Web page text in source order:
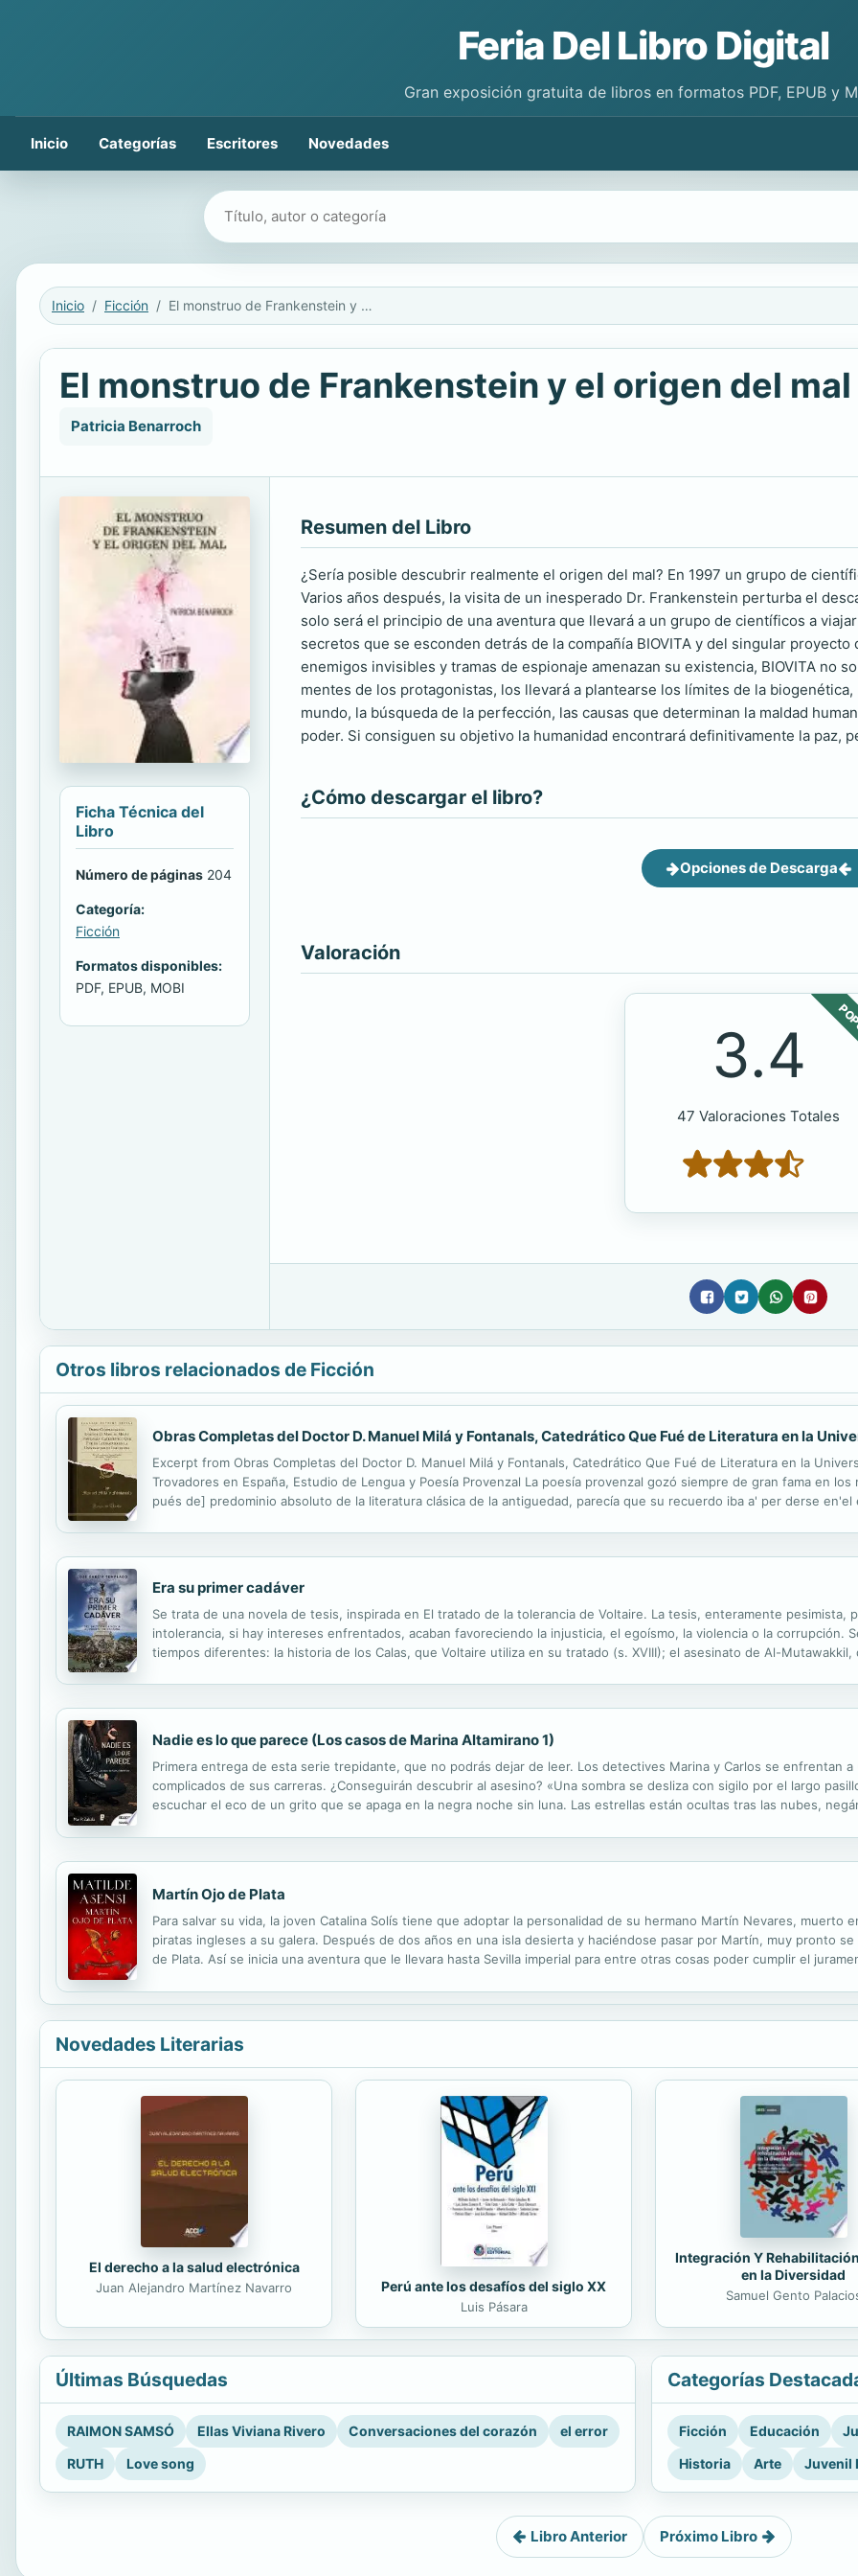
Feria Del Libro Digital
Gran exposición gratuita de libros en formatos PDF, EPUB y
Inicio Categorías Escritores Novedades
Buscar libros
Inicio Ficción El monstruo de Frankenstein y el origen del mal
El monstruo de Frankenstein y el origen del mal
Patricia Benarroch
Ficha Técnica del
Libro
Número de páginas 204
Categoría:
Ficción
Formatos disponibles:
PDF, EPUB, MOBI
Resumen del Libro
¿Sería posible descubrir realmente el origen del mal? En 1997 un grupo de
Varios años después, la visita de un inesperado Dr. Frankenstein perturba el
solo será el principio de una aventura que llevará a un grupo de científicos a
secretos que se esconden detrás de la compañía BIOVITA y del singular
enemigos invisibles y tramas de espionaje amenazan su existencia, BIOVITA no
mentes de los protagonistas, los llevará a plantearse los límites de la
mundo, la búsqueda de la perfección, las causas que determinan la maldad
poder. Si consiguen su objetivo la humanidad encontrará definitivamente la paz,
¿Cómo descargar el libro?
Opciones de Descarga
Valoración
3.4
47 Valoraciones Totales
Otros libros relacionados de Ficción
Obras Completas del Doctor D. Manuel Milá y Fontanals, Catedrático Que Fué de Literatura en la
Excerpt from Obras Completas del Doctor D. Manuel Milá y Fontanals, Catedrático Que Fué de Literatura en la
Trovadores en España, Estudio de Lengua y Poesía Provenzal La poesía provenzal gozó siempre de gran fama en
pués de] predominio absoluto de la literatura clásica de la antiguedad, parecía que su recuerdo iba a' per derse
Era su primer cadáver
Se trata de una novela de tesis, inspirada en El tratado de la tolerancia de Voltaire. La tesis, enteramente pesimista,
intolerancia, si hay intereses enfrentados, acaban favoreciendo la injusticia, el egoísmo, la violencia o la corrupción.
tiempos diferentes: la historia de los Calas, que Voltaire utiliza en su tratado (s. XVIII); el asesinato de Al-
Nadie es lo que parece (Los casos de Marina Altamirano 1)
Primera entrega de esta serie trepidante, que no podrás dejar de leer. Los detectives Marina y Carlos se enfrentan
complicados de sus carreras. ¿Conseguirán descubrir al asesino? «Una sombra se desliza con sigilo por el largo
escuchar el eco de un grito que se apaga en la negra noche sin luna. Las estrellas están ocultas tras las nubes,
Martín Ojo de Plata
Para salvar su vida, la joven Catalina Solís tiene que adoptar la personalidad de su hermano Martín Nevares, muerto
piratas ingleses a su galera. Después de dos años en una isla desierta y haciéndose pasar por Martín, muy pronto
de Plata. Así se inicia una aventura que le llevara hasta Sevilla imperial para entre otras cosas poder cumplir el
Novedades Literarias
El derecho a la salud electrónica
Juan Alejandro Martínez Navarro Perú ante los desafíos del siglo XX
Luis Pásara
Integración Y
en la Diversidad
Samuel Gento
Últimas Búsquedas
RAIMON SAMSÓ Ellas Viviana Rivero Conversaciones del corazón
el error
RUTH
Love song
Categorías
Ficción Educación
Historia
Arte Juvenil
Libro Anterior Próximo Libro